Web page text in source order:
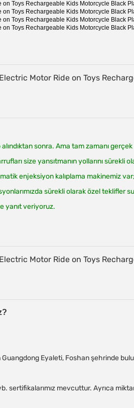
sonra. Ama tam zamanı
size yansıtmanın yollarını sürekli
enjeksiyon kalıplama makinemiz
sürekli olarak özel teklifler
yanıt veriyoruz.
Eyaleti, Foshan şehrinde
vb. sertifikalarımız mevcuttur. Ayrıca